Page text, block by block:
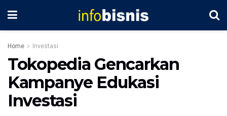
Home Investasi
Tokopedia Gencarkan
Kampanye Edukasi
Investasi